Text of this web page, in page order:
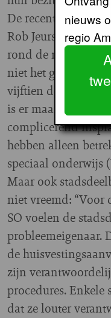
De recentelijk
Rob Jeursen vindt
rond de
niet het grootste
vijftien dossiers die
is er maar in één of
complicerend
hebben alleen
speciaal onderwijs
Maar ook
niet vreemd: “Voor
SO voelen de
probleemeigenaar.
de
zijn
procedures. Enkele
dat ze louter
nieuws
regio